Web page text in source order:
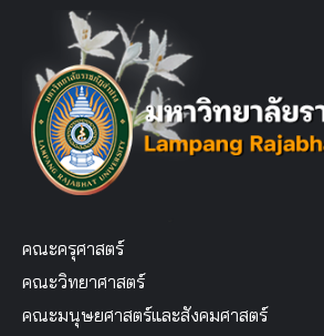
คณะครุศาสตร์
คณะวิทยาศาสตร์
คณะมนุษยศาสตร์และสังคมศาสตร์